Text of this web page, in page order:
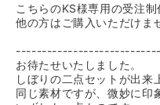
こちらのKS様専用の受注制
他の方はご購入いただけま
----------------------------
お待たせいたしました。
しぼりの二点セットが出来
同じ素材ですが、微妙に印